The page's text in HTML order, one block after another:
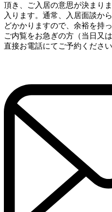
頂き、ご入居の意思が決まり
入ります。通常、入居面談か
どかかりますので、余裕を持
ご内覧をお急ぎの方（当日又
直接お電話にてご予約ください